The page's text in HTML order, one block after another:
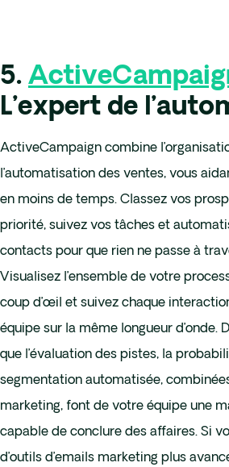
5.
L’expert de
ActiveCampaign combine
l’automatisation des ventes, vous
en moins de temps. Classez vos
priorité, suivez vos tâches et
contacts pour que rien ne passe à
Visualisez l’ensemble de votre
coup d’œil et suivez chaque
équipe sur la même longueur d’onde.
que l’évaluation des pistes, la
segmentation automatisée,
marketing, font de votre équipe une
capable de conclure des affaires. Si
d’outils d’emails marketing plus